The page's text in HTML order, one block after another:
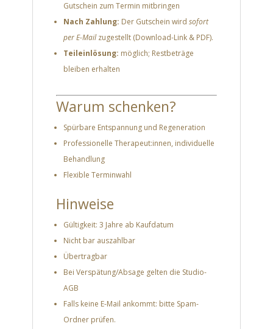
Gutschein zum Termin mitbringen
Nach Zahlung: Der Gutschein wird sofort
per E-Mailzugestellt (Download-Link & PDF).
Teileinlösung: möglich; Restbeträge
bleiben erhalten
Warum schenken?
Spürbare Entspannung und Regeneration
Professionelle Therapeut:innen, individuelle
Behandlung
Flexible Terminwahl
Hinweise
Gültigkeit: 3 Jahre ab Kaufdatum
Nicht bar auszahlbar
Übertragbar
Bei Verspätung/Absage gelten die Studio-
AGB
Falls keine E-Mail ankommt: bitte Spam-
Ordner prüfen.